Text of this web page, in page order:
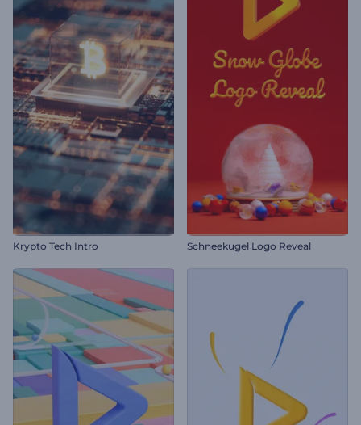
Krypto Tech Intro Schneekugel Logo Reveal